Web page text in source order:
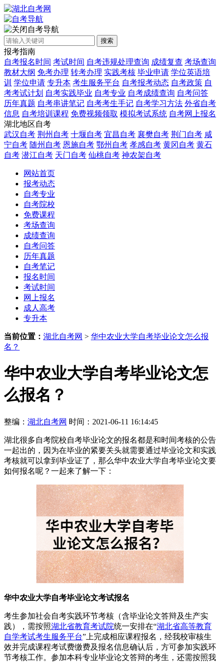
自考导航
搜索
报考指南
自考报名时间 考试时间 自考违规处理查询 成绩复查 考场查询
教材大纲 免考办理 转考办理 实践考核 毕业申请 学位英语培
训 学位申请 专升本 考生服务平台 自考报考动态 自考政策 自
考考试计划 自考实践毕业 自考专业 自考成绩查询 自考问答
历年真题 自考串讲笔记 自考考生手记 自考学习方法 外省自考
信息 自考培训课程 免费视频领取 模拟考试系统 自考网上报名
湖北地区自考
武汉自考 荆州自考 十堰自考 宜昌自考 襄樊自考 荆门自考 咸
宁自考 随州自考 恩施自考 鄂州自考 孝感自考 黄冈自考 黄石
自考 潜江自考 天门自考 仙桃自考 神农架自考
网站首页
报考动态
自考专业
自考院校
免费课程
考场查询
成绩查询
自考问答
历年真题
自考笔记
报名时间
考试时间
网上报名
成人高考
专升本
当前位置： 湖北自考网 > 华中农业大学自考毕业论文怎么报
名？
华中农业大学自考毕业论文怎
么报名？
整编： 湖北自考网 时间：2021-06-11 16:14:45
湖北很多自考院校自考毕业论文的报名都是和时间考核的公告
一起出的，因为在毕业的紧要关头就需要通过毕业论文和实践
考核就可以拿到毕业证了，那么华中农业大学自考毕业论文要
如何报名呢？一起来了解一下：
华中农业大学自考毕业论文考试报名
考生参加社会自考实践环节考核（含毕业论文答辩及生产实
践），需按照湖北省教育考试院统一安排在“湖北省高等教育
自学考试考生服务平台”上完成相应课程报名，经我校审核生
效并完成课程考试费缴费及报名信息确认后，方可参加实践环
节考核工作。参加本科专业毕业论文答辩的考生，还需按照我